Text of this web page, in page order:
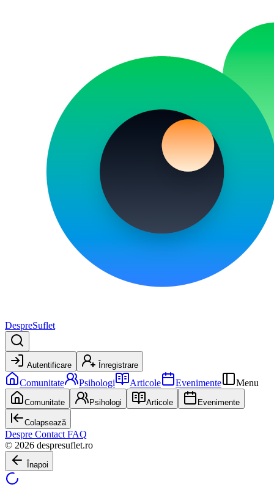
DespreSuflet
Autentificare Înregistrare
Comunitate Psihologi Articole Evenimente Menu
Comunitate Psihologi Articole Evenimente
Colapsează
Despre Contact FAQ
© 2026 despresuflet.ro
Înapoi